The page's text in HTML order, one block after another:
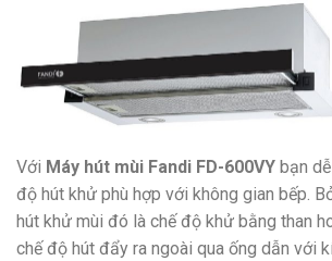
Với Máy hút mùi Fandi FD-600VY bạn
độ hút khử phù hợp với không gian bếp.
hút khử mùi đó là chế độ khử bằng than
chế độ hút đẩy ra ngoài qua ống dẫn với